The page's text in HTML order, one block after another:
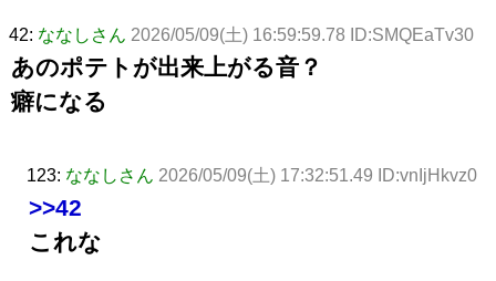
42: ななしさん 2026/05/09(土) 16:59:59.78 ID:SMQEaTv30
あのポテトが出来上がる音？
癖になる
123: ななしさん 2026/05/09(土) 17:32:51.49 ID:vnIjHkvz0
>>42
これな